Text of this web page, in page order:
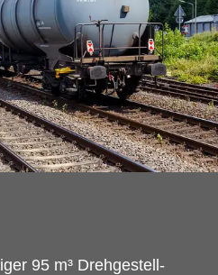
95 m³ Drehgestell-